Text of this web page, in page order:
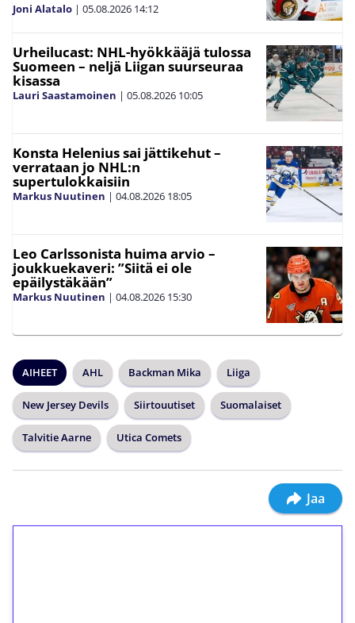
Joni Alatalo | 05.08.2026 14:12
Urheilucast: NHL-hyökkääjä tulossa
Suomeen – neljä Liigan suurseuraa
kisassa
Lauri Saastamoinen | 05.08.2026 10:05
Konsta Helenius sai jättikehut –
verrataan jo NHL:n
supertulokkaisiin
Markus Nuutinen | 04.08.2026 18:05
Leo Carlssonista huima arvio –
joukkuekaveri: ”Siitä ei ole
epäilystäkään”
Markus Nuutinen | 04.08.2026 15:30
AIHEET AHL Backman Mika Liiga
New Jersey Devils Siirtouutiset Suomalaiset
Talvitie Aarne Utica Comets
Jaa